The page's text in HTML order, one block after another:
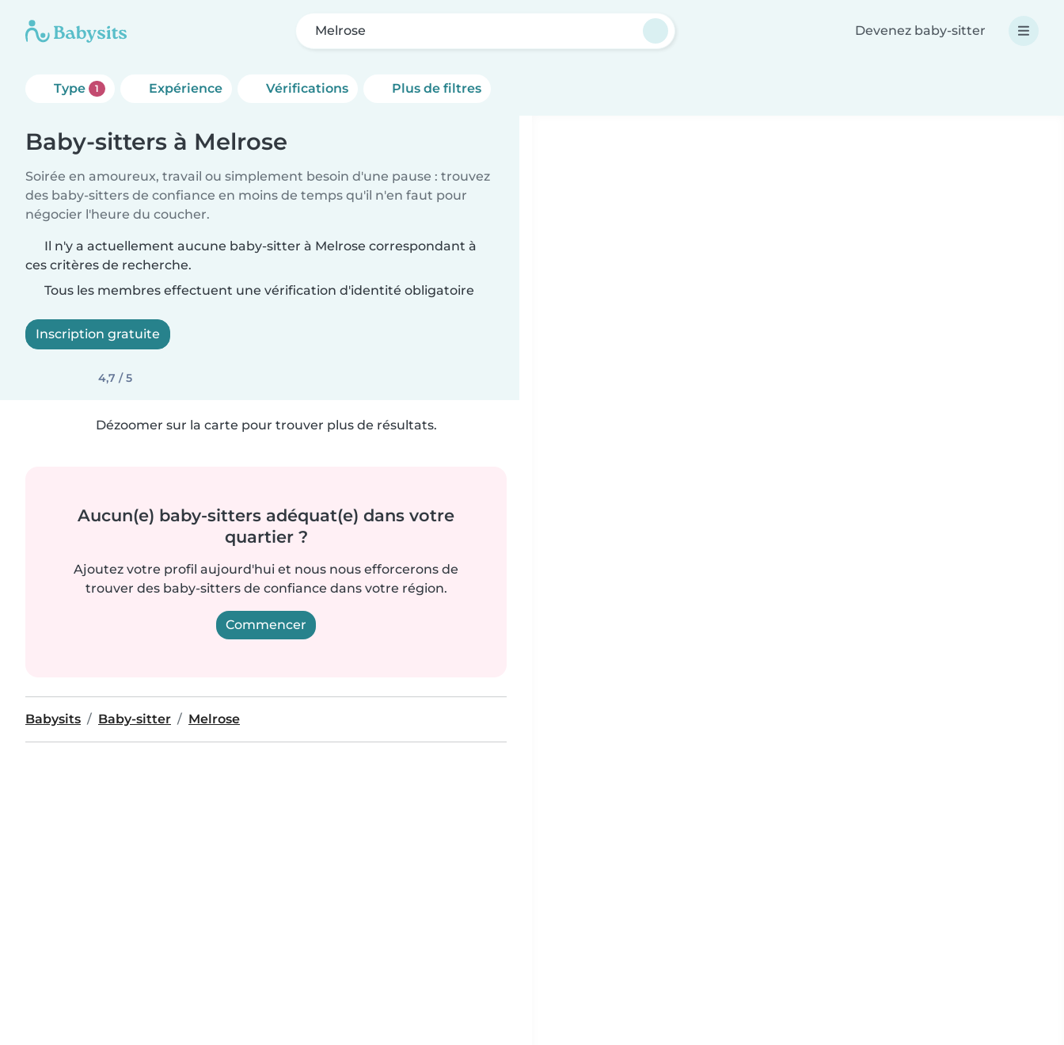
Melrose Devenez baby-sitter
Type 1 Expérience Vérifications Plus de filtres
Baby-sitters à Melrose
Soirée en amoureux, travail ou simplement besoin d'une pause : trouvez
des baby-sitters de confiance en moins de temps qu'il n'en faut pour
négocier l'heure du coucher.
Il n'y a actuellement aucune baby-sitter à Melrose correspondant à
ces critères de recherche.
Tous les membres effectuent une vérification d'identité obligatoire
Inscription gratuite
4,7 / 5
Dézoomer sur la carte pour trouver plus de résultats.
Aucun(e) baby-sitters adéquat(e) dans votre
quartier ?
Ajoutez votre profil aujourd'hui et nous nous efforcerons de
trouver des baby-sitters de confiance dans votre région.
Commencer
Babysits Baby-sitter Melrose